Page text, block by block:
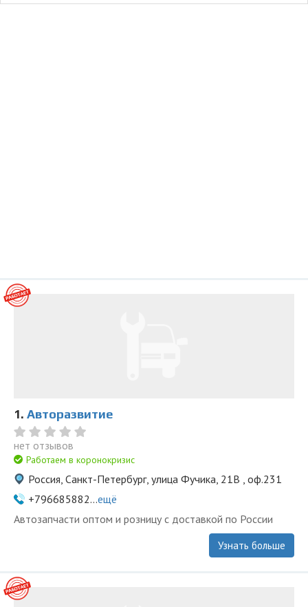
1. Авторазвитие
нет отзывов
Работаем в коронокризис
Россия, Санкт-Петербург, улица Фучика, 21В , оф.231
+796685882...ещё
Автозапчасти оптом и розницу с доставкой по России
Узнать больше